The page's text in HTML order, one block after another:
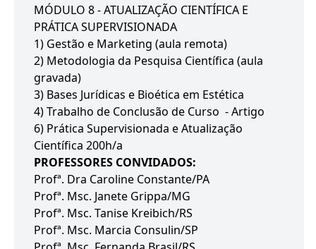
MÓDULO 8 - ATUALIZAÇÃO CIENTÍFICA E
PRÁTICA SUPERVISIONADA
1) Gestão e Marketing (aula remota)
2) Metodologia da Pesquisa Científica (aula
gravada)
3) Bases Jurídicas e Bioética em Estética
4) Trabalho de Conclusão de Curso - Artigo
6) Prática Supervisionada e Atualização
Científica 200h/a
PROFESSORES CONVIDADOS:
Profª. Dra Caroline Constante/PA
Profª. Msc. Janete Grippa/MG
Profª. Msc. Tanise Kreibich/RS
Profª. Msc. Marcia Consulin/SP